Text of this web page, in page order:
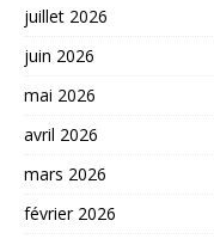
juillet 2026
juin 2026
mai 2026
avril 2026
mars 2026
février 2026